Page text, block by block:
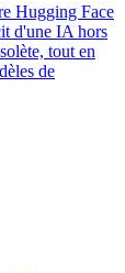
Hugging Face
d'une IA hors
tout en
de